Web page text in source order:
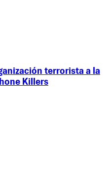
terrorista a la
Killers